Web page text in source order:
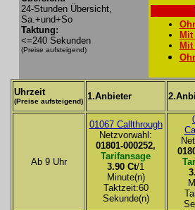
24-Stunden Übersicht,
Sa.+und+So
Taktung:
<=240 Sekunden
(Preise aufsteigend)
Uhrzeit
(Preise aufsteigend) 1.Anbieter
Ab 9 Uhr
01067 Callthrough
Netzvorwahl:
01801-000252,
Tarifansage
3.90 Ct/1
Minute(n)
Taktzeit:60
Sekunde(n)